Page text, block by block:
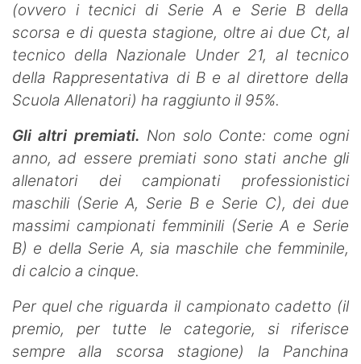
(ovvero i tecnici di Serie A e Serie B della
scorsa e di questa stagione, oltre ai due Ct, al
tecnico della Nazionale Under 21, al tecnico
della Rappresentativa di B e al direttore della
Scuola Allenatori) ha raggiunto il 95%.
Gli altri premiati. Non solo Conte: come ogni
anno, ad essere premiati sono stati anche gli
allenatori dei campionati professionistici
maschili (Serie A, Serie B e Serie C), dei due
massimi campionati femminili (Serie A e Serie
B) e della Serie A, sia maschile che femminile,
di calcio a cinque.
Per quel che riguarda il campionato cadetto (il
premio, per tutte le categorie, si riferisce
sempre alla scorsa stagione) la Panchina